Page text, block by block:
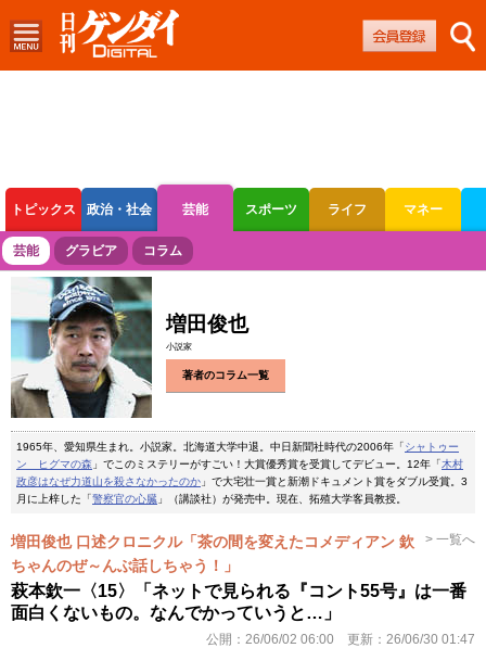
トピックス 政治・社会 芸能 スポーツ ライフ マネー
ボートレース 競輪 オートレース
芸能 グラビア コラム
増田俊也
小説家
著者のコラム一覧
1965年、愛知県生まれ。小説家。北海道大学中退。中日新聞社時代の2006年「シャトゥー
ン ヒグマの森 」でこのミステリーがすごい！大賞優秀賞を受賞してデビュー。12年「木村
政彦はなぜ力道山を殺さなかったのか 」で大宅壮一賞と新潮ドキュメント賞をダブル受賞。3
月に上梓した「警察官の心臓 」（講談社）が発売中。現在、拓殖大学客員教授。
増田俊也 口述クロニクル「茶の間を変えたコメディアン 欽
ちゃんのぜ～んぶ話しちゃう！」
> 一覧へ
萩本欽一〈15〉「ネットで見られる『コント55号』は一番
面白くないもの。なんでかっていうと…」
公開： 26/06/02 06:00 更新： 26/06/30 01:47